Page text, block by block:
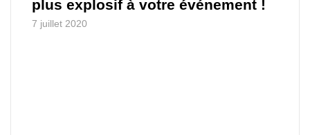
plus explosif à votre événement !
7 juillet 2020